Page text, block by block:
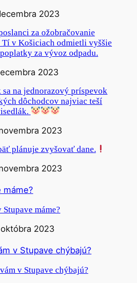
2023
za ožobračovanie
v Košiciach odmietli vyššie
za vývoz odpadu.
2023
sa na jednorazový príspevok
dôchodcov najviac teší
2023
plánuje zvyšovať dane.
2023
Stupave máme?
2023
v Stupave chýbajú?